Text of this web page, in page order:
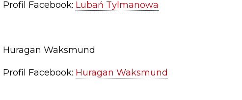
Profil Facebook: Lubań Tylmanowa
Huragan Waksmund
Profil Facebook: Huragan Waksmund